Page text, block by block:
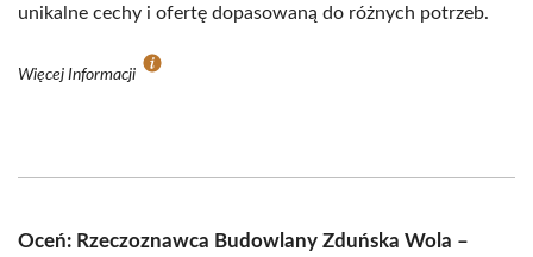
unikalne cechy i ofertę dopasowaną do różnych potrzeb.
Więcej Informacji
Oceń: Rzeczoznawca Budowlany Zduńska Wola –